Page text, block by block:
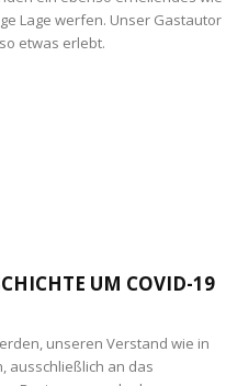
Lage werfen. Unser Gastautor
etwas erlebt.
UM COVID-19
unseren Verstand wie in
ausschließlich an das